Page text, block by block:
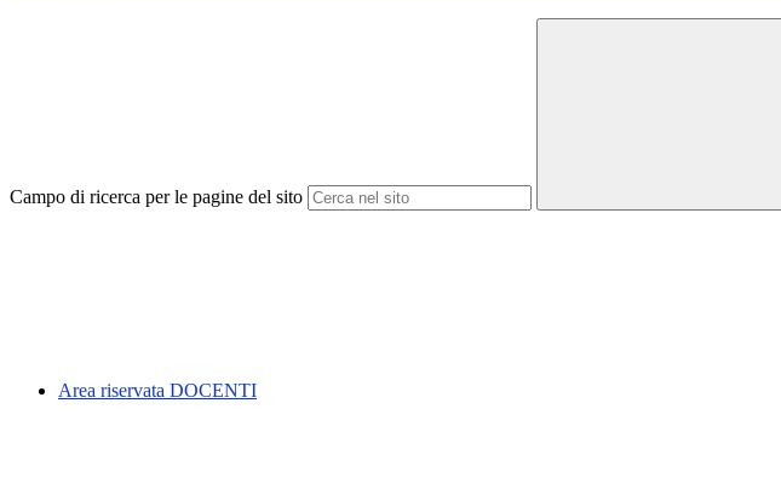
Campo di ricerca per le pagine del sito
Area riservata DOCENTI